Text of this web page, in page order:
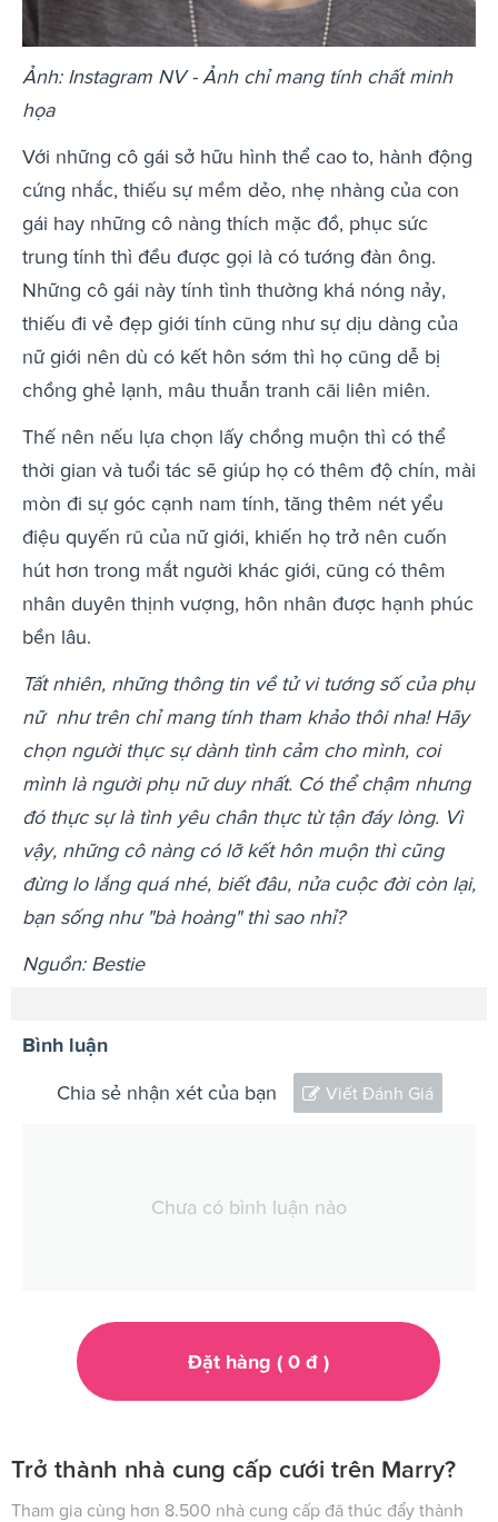
Ảnh: Instagram NV - Ảnh chỉ mang tính chất minh
họa
Với những cô gái sở hữu hình thể cao to, hành động
cứng nhắc, thiếu sự mềm dẻo, nhẹ nhàng của con
gái hay những cô nàng thích mặc đồ, phục sức
trung tính thì đều được gọi là có tướng đàn ông.
Những cô gái này tính tình thường khá nóng nảy,
thiếu đi vẻ đẹp giới tính cũng như sự dịu dàng của
nữ giới nên dù có kết hôn sớm thì họ cũng dễ bị
chồng ghẻ lạnh, mâu thuẫn tranh cãi liên miên.
Thế nên nếu lựa chọn lấy chồng muộn thì có thể
thời gian và tuổi tác sẽ giúp họ có thêm độ chín, mài
mòn đi sự góc cạnh nam tính, tăng thêm nét yểu
điệu quyến rũ của nữ giới, khiến họ trở nên cuốn
hút hơn trong mắt người khác giới, cũng có thêm
nhân duyên thịnh vượng, hôn nhân được hạnh phúc
bền lâu.
Tất nhiên, những thông tin về tử vi tướng số của phụ
nữ như trên chỉ mang tính tham khảo thôi nha! Hãy
chọn người thực sự dành tình cảm cho mình, coi
mình là người phụ nữ duy nhất. Có thể chậm nhưng
đó thực sự là tình yêu chân thực từ tận đáy lòng. Vì
vậy, những cô nàng có lỡ kết hôn muộn thì cũng
đừng lo lắng quá nhé, biết đâu, nửa cuộc đời còn lại,
bạn sống như "bà hoàng" thì sao nhỉ?
Nguồn: Bestie
Bình luận
Chia sẻ nhận xét của bạn Viết Đánh Giá
Chưa có bình luận nào
Đặt hàng ( 0đ )
Trở thành nhà cung cấp cưới trên Marry?
Tham gia cùng hơn 8.500 nhà cung cấp đã thúc đẩy thành